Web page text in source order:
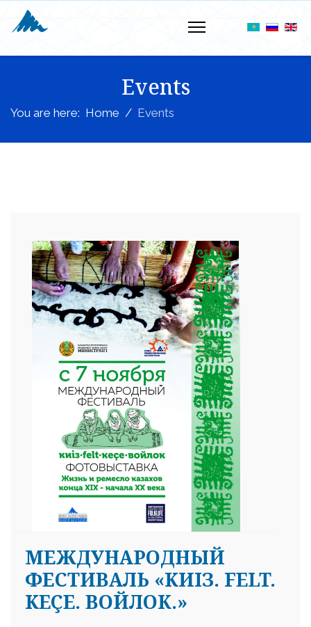
Events
You are here: Home Events
МЕЖДУНАРОДНЫЙ
ФЕСТИВАЛЬ «KИIЗ. FELT.
KEÇE. ВОЙЛОК.»